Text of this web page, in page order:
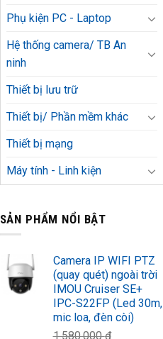
Phụ kiện PC - Laptop
Hệ thống camera/ TB An
ninh
Thiết bị lưu trữ
Thiết bị/ Phần mềm khác
Thiết bị mạng
Máy tính - Linh kiện
SẢN PHẨM NỔI BẬT
Camera IP WIFI PTZ
(quay quét) ngoài trời
IMOU Cruiser SE+
IPC-S22FP (Led 30m,
mic loa, đèn còi)
1.580.000₫